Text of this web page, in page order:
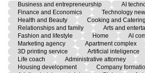
Business and entrepreneurship AI
Finance and Economics
Technology
Health and Beauty
Cooking and Catering
Relationships and family
Arts and
Fashion and lifestyle
Home
AI
Marketing agency
Apartment complex
3D printing service
Artificial inteligence
Life coach
Administrative attorney
Housing development
Company